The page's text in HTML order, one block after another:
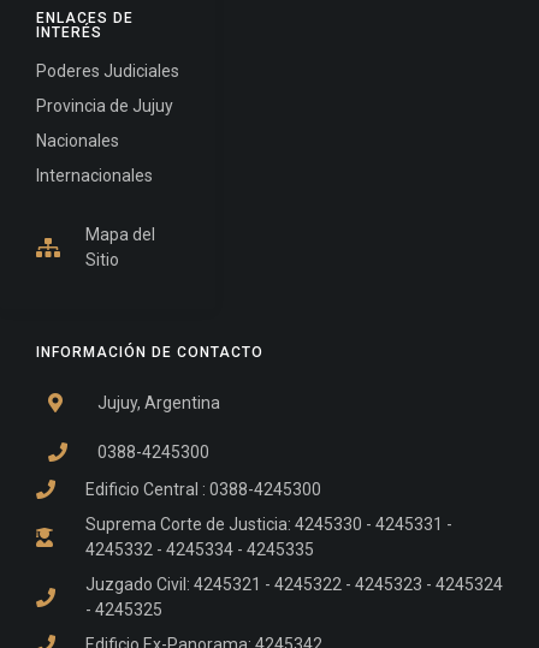
INFORMACIÓN DE CONTACTO
Jujuy, Argentina
0388-4245300
Edificio Central : 0388-4245300
Suprema Corte de Justicia: 4245330 - 4245331 -
4245332 - 4245334 - 4245335
Juzgado Civil: 4245321 - 4245322 - 4245323 - 4245324
- 4245325
Edificio Ex-Panorama: 4245342
ENLACES DE
INTERÉS
Poderes Judiciales
Provincia de Jujuy
Nacionales
Internacionales
Mapa del
Sitio